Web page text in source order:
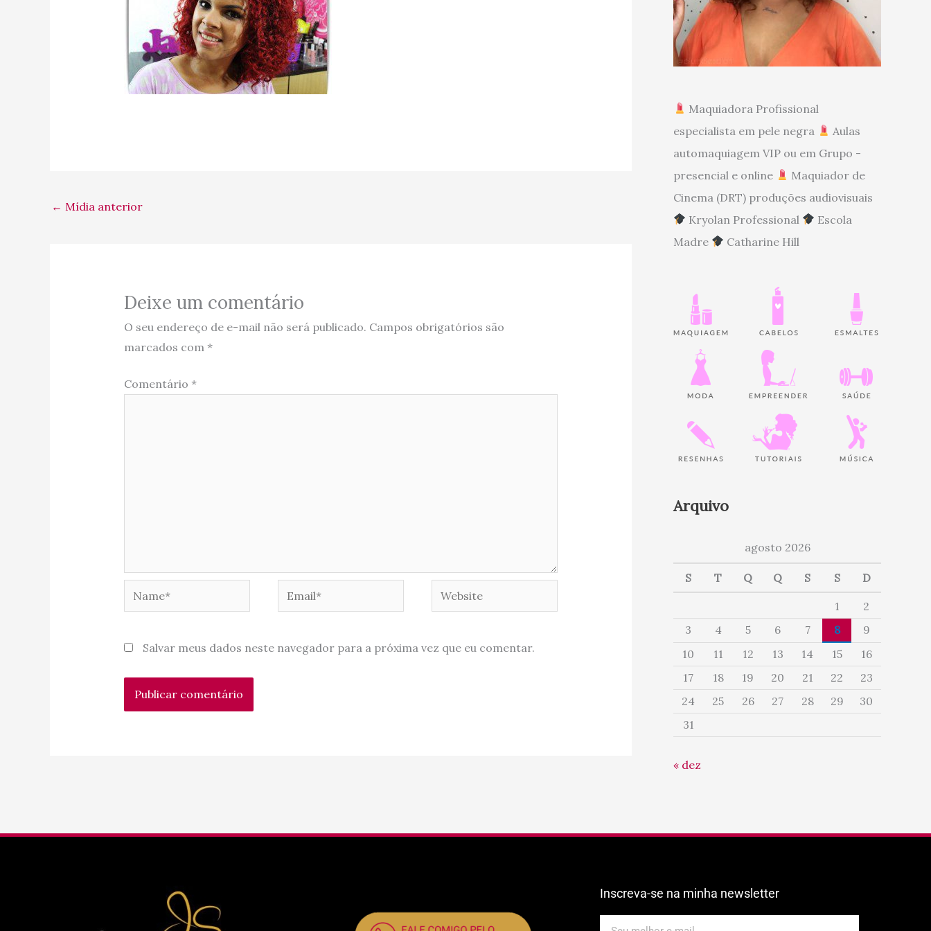
← Mídia anterior
Deixe um comentário
O seu endereço de e-mail não será publicado. Campos obrigatórios são
marcados com *
Comentário *
Website
Salvar meus dados neste navegador para a próxima vez que eu comentar.
Maquiadora Profissional
especialista em pele negra
Aulas
automaquiagem VIP ou em Grupo -
presencial e online
Maquiador de
Cinema (DRT) produções audiovisuais
Kryolan Professional
Escola
Madre
Catharine Hill
Arquivo
agosto 2026
S T Q Q S S D
1
2
3
4 5 6 7 8
9
10
11 12 13 14 15
16
17
18 19 20 21 22
23
24
25 26 27 28 29
30
31
« dez
Inscreva-se na minha newsletter